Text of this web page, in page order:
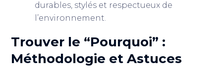
durables, stylés et respectueux de
l’environnement.
Trouver le “Pourquoi” :
Méthodologie et Astuces